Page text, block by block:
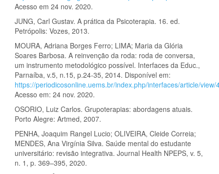
Acesso em 24 nov. 2020.
JUNG, Carl Gustav. A prática da Psicoterapia. 16. ed.
Petrópolis: Vozes, 2013.
MOURA, Adriana Borges Ferro; LIMA; Maria da Glória
Soares Barbosa. A reinvenção da roda: roda de conversa,
um instrumento metodológico possível. Interfaces da Educ.,
Parnaíba, v.5, n.15, p.24-35, 2014. Disponível em:
https://periodicosonline.uems.br/index.php/interfaces/article/view/
Acesso em: 24 nov. 2020.
OSORIO, Luiz Carlos. Grupoterapias: abordagens atuais.
Porto Alegre: Artmed, 2007.
PENHA, Joaquim Rangel Lucio; OLIVEIRA, Cleide Correia;
MENDES, Ana Virgínia Silva. Saúde mental do estudante
universitário: revisão integrativa. Journal Health NPEPS, v. 5,
n. 1, p. 369–395, 2020.